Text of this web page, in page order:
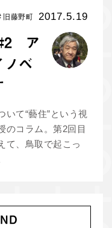
旧藤野町 # 移住
2017.5.19
#2 ア
ノベ
て“藝住”という視
のコラム。第2回目
て、鳥取で起こっ